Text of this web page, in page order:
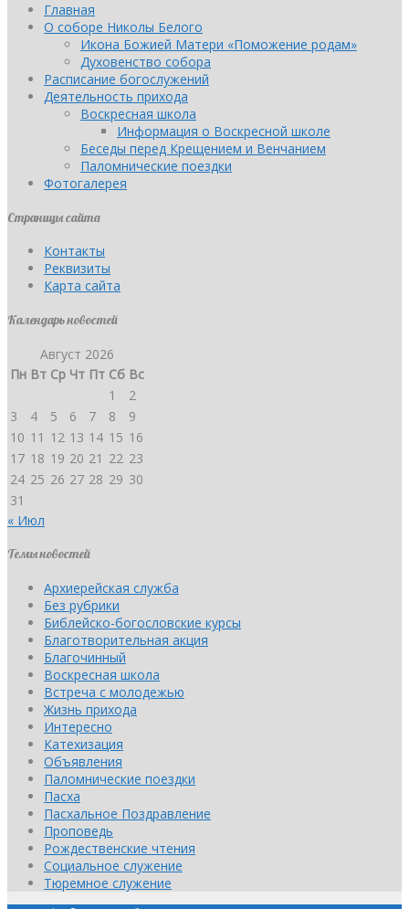
Главная
О соборе Николы Белого
Икона Божией Матери «Поможение родам»
Духовенство собора
Расписание богослужений
Деятельность прихода
Воскресная школа
Информация о Воскресной школе
Беседы перед Крещением и Венчанием
Паломнические поездки
Фотогалерея
Страницы сайта
Контакты
Реквизиты
Карта сайта
Календарь новостей
Август 2026
Пн Вт Ср Чт Пт Сб Вс
1
2
3
4 5 6 7 8
9
10 11 12 13 14 15 16
17 18 19 20 21 22 23
24 25 26 27 28 29 30
31
« Июл
Темы новостей
Архиерейская служба
Без рубрики
Библейско-богословские курсы
Благотворительная акция
Благочинный
Воскресная школа
Встреча с молодежью
Жизнь прихода
Интересно
Катехизация
Объявления
Паломнические поездки
Пасха
Пасхальное Поздравление
Проповедь
Рождественские чтения
Социальное служение
Тюремное служение